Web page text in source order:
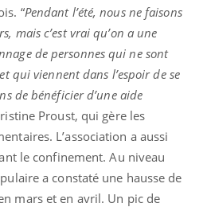
“Pendant l’été, nous ne faisons
mais c’est vrai qu’on a une
de personnes qui ne sont
qui viennent dans l’espoir de se
de bénéficier d’une aide
Proust, qui gère les
L’association a aussi
le confinement. Au niveau
a constaté une hausse de
mars et en avril. Un pic de